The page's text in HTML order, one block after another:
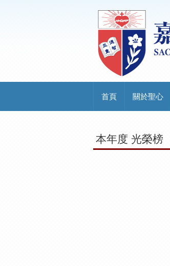
首頁 關於聖心
本年度 光榮榜